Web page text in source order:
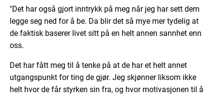
"Det har også gjort inntrykk på meg når jeg har sett dem
legge seg ned for å be. Da blir det så mye mer tydelig at
de faktisk baserer livet sitt på en helt annen sannhet enn
oss.
Det har fått meg til å tenke på at de har et helt annet
utgangspunkt for ting de gjør. Jeg skjønner liksom ikke
helt hvor de får styrken sin fra, og hvor motivasjonen til å